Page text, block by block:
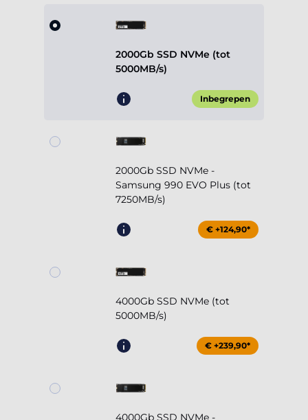
2000Gb SSD NVMe (tot
5000MB/s)
Inbegrepen
2000Gb SSD NVMe -
Samsung 990 EVO Plus (tot
7250MB/s)
€ +124,90*
4000Gb SSD NVMe (tot
5000MB/s)
€ +239,90*